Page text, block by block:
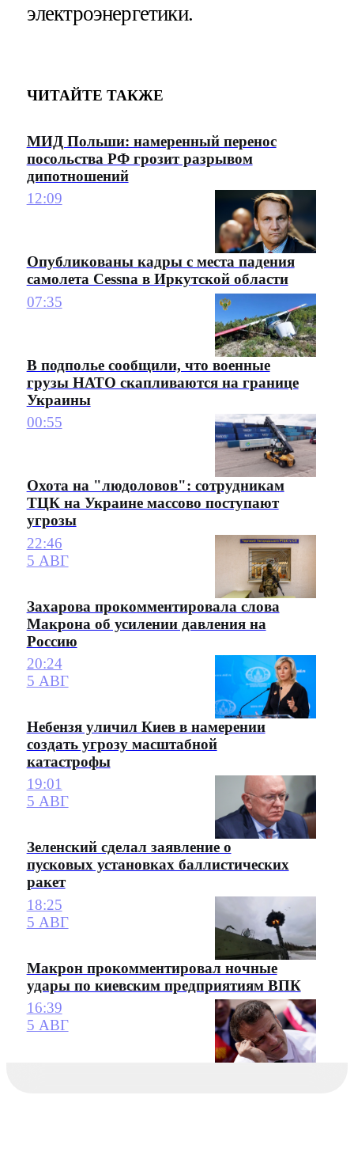
электроэнергетики.
ЧИТАЙТЕ ТАКЖЕ
МИД Польши: намеренный перенос
посольства РФ грозит разрывом
дипотношений
12:09
Опубликованы кадры с места падения
самолета Cessna в Иркутской области
07:35
В подполье сообщили, что военные
грузы НАТО скапливаются на границе
Украины
00:55
Охота на "людоловов": сотрудникам
ТЦК на Украине массово поступают
угрозы
22:46
5 АВГ
Захарова прокомментировала слова
Макрона об усилении давления на
Россию
20:24
5 АВГ
Небензя уличил Киев в намерении
создать угрозу масштабной
катастрофы
19:01
5 АВГ
Зеленский сделал заявление о
пусковых установках баллистических
ракет
18:25
5 АВГ
Макрон прокомментировал ночные
удары по киевским предприятиям ВПК
16:39
5 АВГ